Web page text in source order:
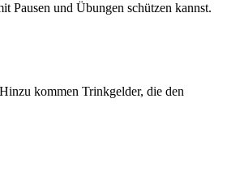
Pausen und Übungen schützen kannst.
kommen Trinkgelder, die den